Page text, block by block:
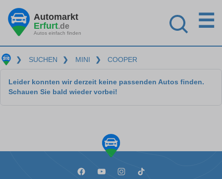
Automarkt
Erfurt.de
Autos einfach finden
☰
❯ SUCHEN ❯ MINI ❯ COOPER
Leider konnten wir derzeit keine passenden Autos finden.
Schauen Sie bald wieder vorbei!